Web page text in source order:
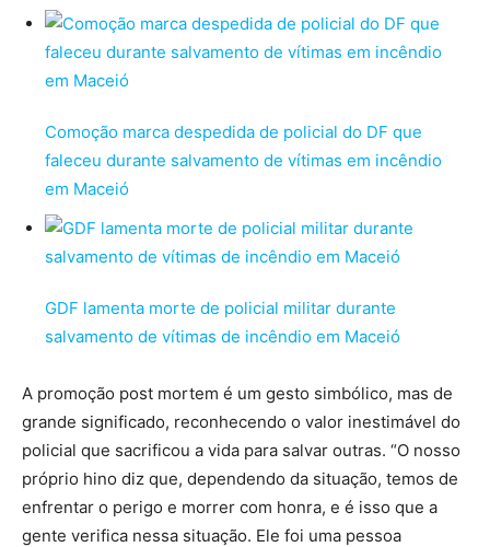
Comoção marca despedida de policial do DF que
faleceu durante salvamento de vítimas em incêndio
em Maceió
GDF lamenta morte de policial militar durante
salvamento de vítimas de incêndio em Maceió
A promoção post mortem é um gesto simbólico, mas de
grande significado, reconhecendo o valor inestimável do
policial que sacrificou a vida para salvar outras. “O nosso
próprio hino diz que, dependendo da situação, temos de
enfrentar o perigo e morrer com honra, e é isso que a
gente verifica nessa situação. Ele foi uma pessoa